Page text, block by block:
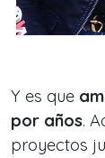
Y es que
por años.
proyectos